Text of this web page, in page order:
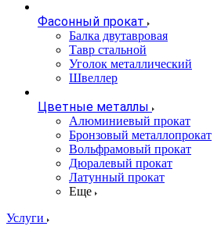
Фасонный прокат
Балка двутавровая
Тавр стальной
Уголок металлический
Швеллер
Цветные металлы
Алюминиевый прокат
Бронзовый металлопрокат
Вольфрамовый прокат
Дюралевый прокат
Латунный прокат
Еще
Услуги